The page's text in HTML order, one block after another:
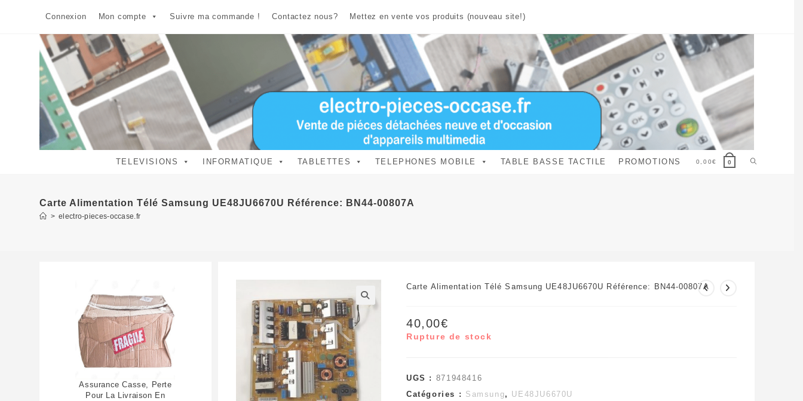
Connexion Mon compte Suivre ma commande ! Contactez nous? Mettez en vente vos produits (nouveau site!)
TELEVISIONS INFORMATIQUE TABLETTES TELEPHONES MOBILE TABLE BASSE TACTILE PROMOTIONS 0,00€ 0 Toggle
Carte Alimentation Télé Samsung UE48JU6670U Référence: BN44-00807A
> electro-pieces-occase.fr
Carte Alimentation Télé Samsung UE48JU6670U Référence: BN44-00807A
40,00€
Rupture de stock
UGS : 871948416
Catégories : Samsung, UE48JU6670U
Assurance Casse, Perte
Pour La Livraison En